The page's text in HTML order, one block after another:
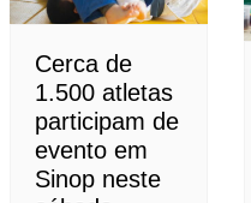
Cerca de
1.500 atletas
participam de
evento em
Sinop neste